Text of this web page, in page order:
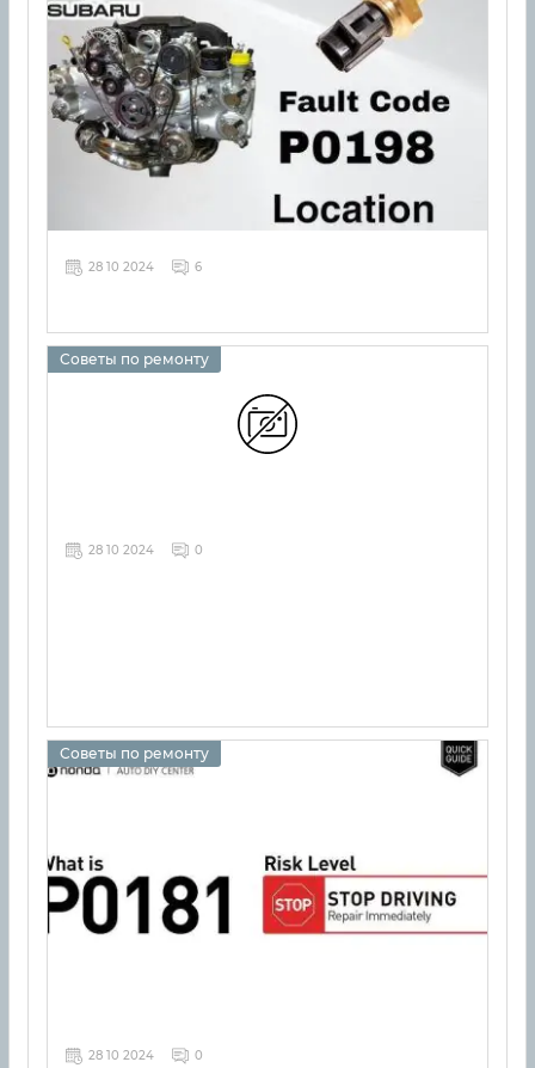
28 10 2024 6
Советы по ремонту
28 10 2024 0
Советы по ремонту
28 10 2024 0